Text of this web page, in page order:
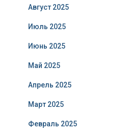
Август 2025
Июль 2025
Июнь 2025
Май 2025
Апрель 2025
Март 2025
Февраль 2025